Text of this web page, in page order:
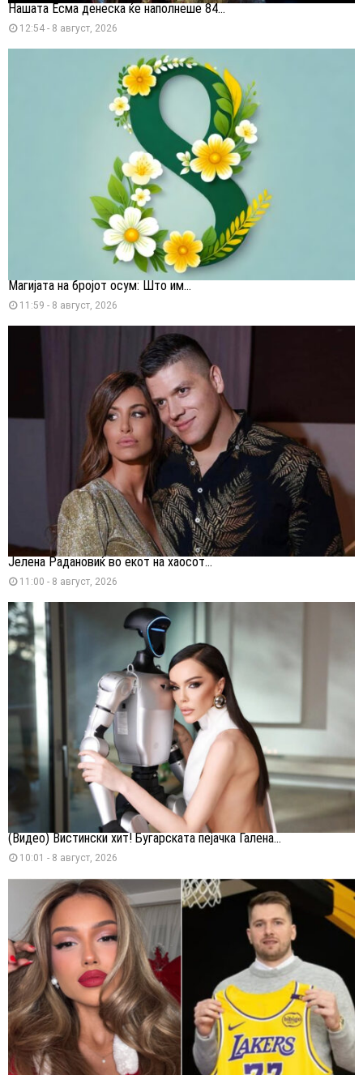
Нашата Есма денеска ќе наполнеше 84...
12:54 - 8 август, 2026
Магијата на бројот осум: Што им...
11:59 - 8 август, 2026
Јелена Радановиќ во екот на хаосот...
11:00 - 8 август, 2026
(Видео) Вистински хит! Бугарската пејачка Галена...
10:01 - 8 август, 2026